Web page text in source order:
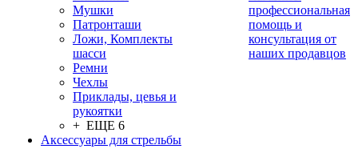
Мушки
Патронташи
Ложи, Комплекты
шасси
Ремни
Чехлы
Приклады, цевья и
рукоятки
+ ЕЩЕ 6
Аксессуары для стрельбы
профессиональная
помощь и
консультация от
наших продавцов